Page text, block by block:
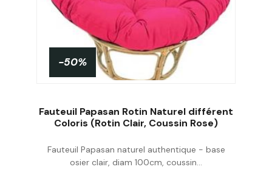
Acheter
-50%
Fauteuil Papasan Rotin Naturel différent
Coloris (Rotin Clair, Coussin Rose)
Fauteuil Papasan naturel authentique - base
osier clair, diam 100cm, coussin...